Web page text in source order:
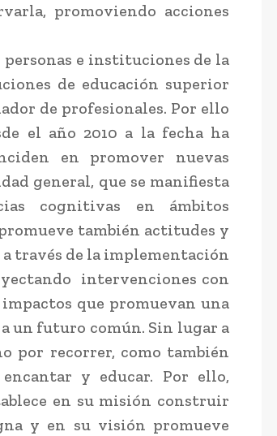
promoviendo acciones
personas e instituciones de la
de educación superior
de profesionales. Por ello
el año 2010 a la fecha ha
en promover nuevas
general, que se manifiesta
cognitivas en ámbitos
también actitudes y
través de la implementación
intervenciones con
que promuevan una
un futuro común. Sin lugar a
por recorrer, como también
y educar. Por ello,
en su misión construir
y en su visión promueve